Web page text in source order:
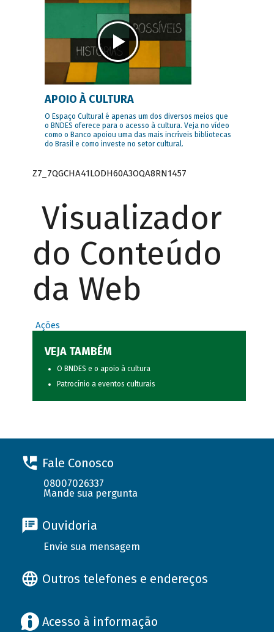
APOIO À CULTURA
O Espaço Cultural é apenas um dos diversos meios que
o BNDES oferece para o acesso à cultura. Veja no vídeo
como o Banco apoiou uma das mais incríveis bibliotecas
do Brasil e como investe no setor cultural.
Z7_7QGCHA41LODH60A3OQA8RN1457
Visualizador
do Conteúdo
da Web
Ações
VEJA TAMBÉM
O BNDES e o apoio à cultura
Patrocínio a eventos culturais
Fale Conosco
08007026337
Mande sua pergunta
Ouvidoria
Envie sua mensagem
Outros telefones e endereços
Acesso à informação